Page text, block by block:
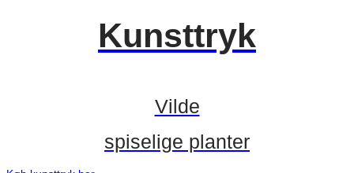
Kunsttryk
Vilde
spiselige planter